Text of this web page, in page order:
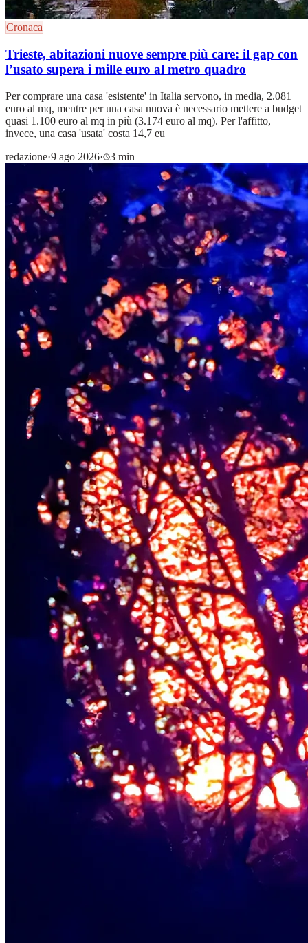
Cronaca
Trieste, abitazioni nuove sempre più care: il gap con
l’usato supera i mille euro al metro quadro
Per comprare una casa 'esistente' in Italia servono, in media, 2.081
euro al mq, mentre per una casa nuova è necessario mettere a budget
quasi 1.100 euro al mq in più (3.174 euro al mq). Per l'affitto,
invece, una casa 'usata' costa 14,7 eu
redazione·9 ago 2026· 3 min